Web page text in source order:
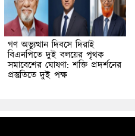
গণ অভ্যুত্থান দিবসে দিরাই
বিএনপিতে দুই বলয়ের পৃথক
সমাবেশের ঘোষণা: শক্তি প্রদর্শনের
প্রস্তুতিতে দুই পক্ষ